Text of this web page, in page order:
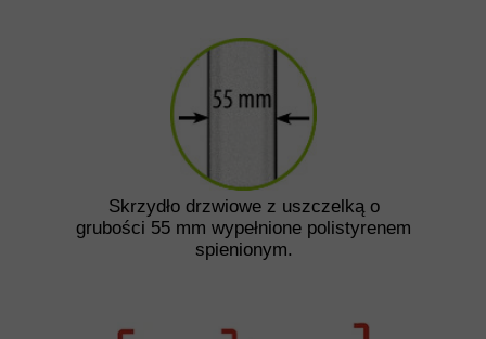
Skrzydło drzwiowe z uszczelką o
grubości 55 mm wypełnione polistyrenem
spienionym.